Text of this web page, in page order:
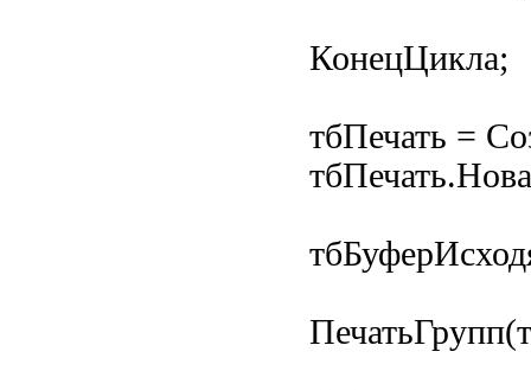
КонецЦикла;
тбПечать =